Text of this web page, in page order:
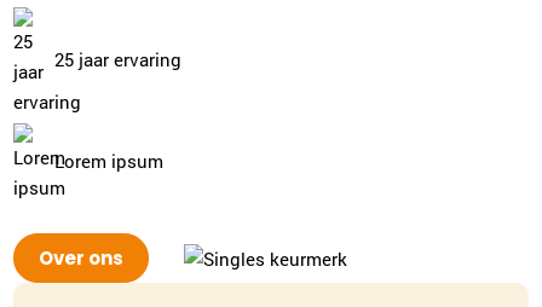
25 jaar ervaring
Lorem ipsum
Over ons